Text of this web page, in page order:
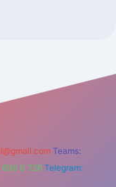
Teams:
606 0 726 Telegram: